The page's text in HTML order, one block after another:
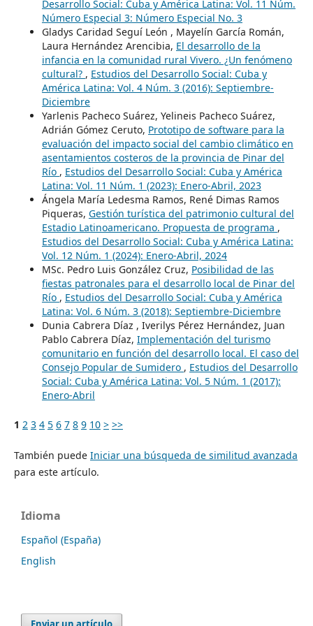
Desarrollo Social: Cuba y América Latina: Vol. 11 Núm.
Número Especial 3: Número Especial No. 3
Gladys Caridad Seguí León , Mayelín García Román,
Laura Hernández Arencibia, El desarrollo de la
infancia en la comunidad rural Vivero. ¿Un fenómeno
cultural? , Estudios del Desarrollo Social: Cuba y
América Latina: Vol. 4 Núm. 3 (2016): Septiembre-
Diciembre
Yarlenis Pacheco Suárez, Yelineis Pacheco Suárez,
Adrián Gómez Ceruto, Prototipo de software para la
evaluación del impacto social del cambio climático en
asentamientos costeros de la provincia de Pinar del
Río , Estudios del Desarrollo Social: Cuba y América
Latina: Vol. 11 Núm. 1 (2023): Enero-Abril, 2023
Ángela María Ledesma Ramos, René Dimas Ramos
Piqueras, Gestión turística del patrimonio cultural del
Estadio Latinoamericano. Propuesta de programa ,
Estudios del Desarrollo Social: Cuba y América Latina:
Vol. 12 Núm. 1 (2024): Enero-Abril, 2024
MSc. Pedro Luis González Cruz, Posibilidad de las
fiestas patronales para el desarrollo local de Pinar del
Río , Estudios del Desarrollo Social: Cuba y América
Latina: Vol. 6 Núm. 3 (2018): Septiembre-Diciembre
Dunia Cabrera Díaz , Iverilys Pérez Hernández, Juan
Pablo Cabrera Díaz, Implementación del turismo
comunitario en función del desarrollo local. El caso del
Consejo Popular de Sumidero , Estudios del Desarrollo
Social: Cuba y América Latina: Vol. 5 Núm. 1 (2017):
Enero-Abril
1 2 3 4 5 6 7 8 9 10 > >>
También puede Iniciar una búsqueda de similitud avanzada
para este artículo.
Idioma
Español (España)
English